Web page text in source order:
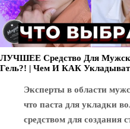
ЛУЧШЕЕ Средство Для
Гель?! | Чем И КАК
Эксперты в области
что паста для укладки
средством для создания